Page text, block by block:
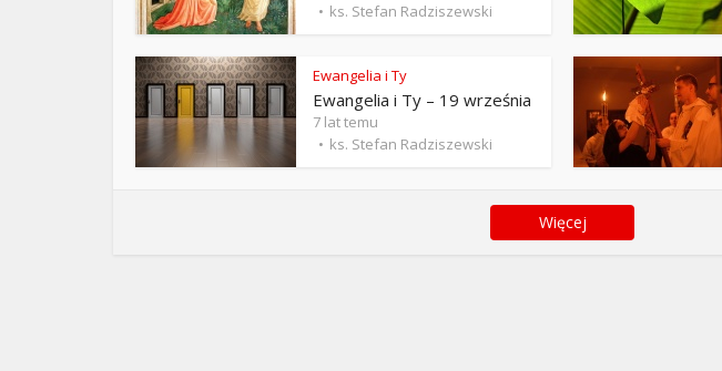
ks. Stefan Radziszewski
Ewangelia i Ty
Ewangelia i Ty – 19 września
7 lat temu
ks. Stefan Radziszewski
Więcej